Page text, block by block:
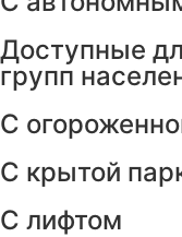
Доступные
групп
С
С крытой
С лифтом